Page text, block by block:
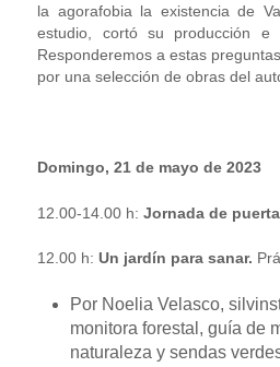
la agorafobia la existencia de
estudio, cortó su producción e
Responderemos a estas
por una selección de obras del
Domingo, 21 de mayo de 2023
12.00-14.00 h:Jornada de
12.00 h: Un jardín para sanar.
Por Noelia Velasco,
monitora forestal, guía de
naturaleza y sendas